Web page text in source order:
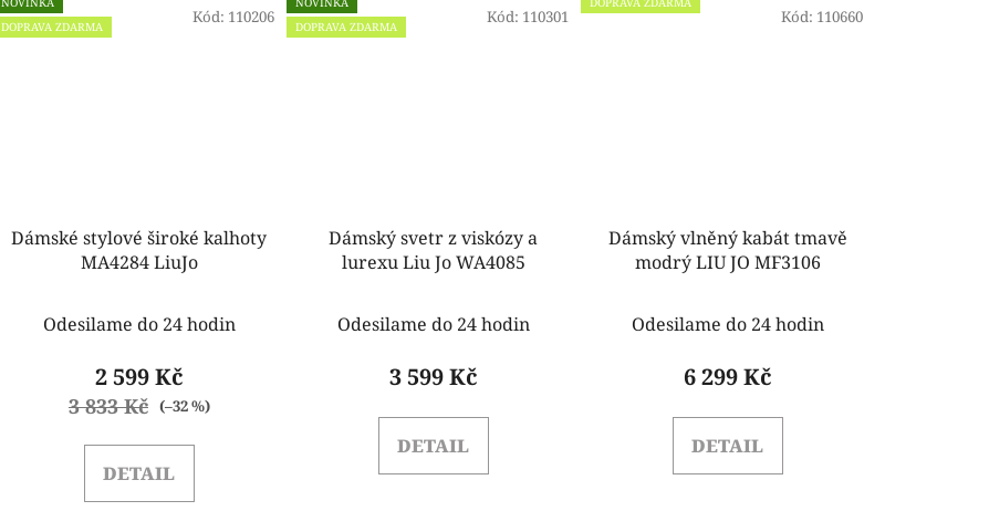
DOPRAVA ZDARMA
Dámské stylové široké kalhoty
MA4284 LiuJo
Odesilame do 24 hodin
2 599 Kč
3 833 Kč (–32 %)
DETAIL
Kód: 110206
DOPRAVA ZDARMA
Dámský svetr z viskózy a
lurexu Liu Jo WA4085
Odesilame do 24 hodin
3 599 Kč
DETAIL
Kód: 110301
Dámský vlněný kabát tmavě
modrý LIU JO MF3106
Odesilame do 24 hodin
6 299 Kč
DETAIL
Kód: 110660